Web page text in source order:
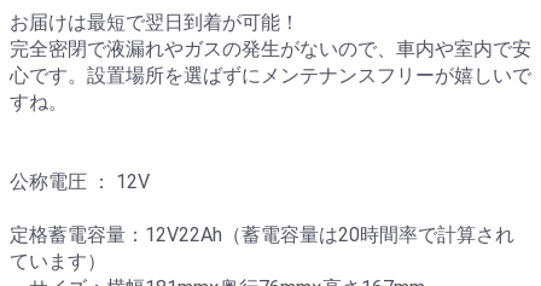
お届けは最短で翌日到着が可能！
完全密閉で液漏れやガスの発生がないので、車内や室内で安
心です。設置場所を選ばずにメンテナンスフリーが嬉しいで
すね。
公称電圧 ： 12V
定格蓄電容量：12V22Ah（蓄電容量は20時間率で計算され
ています）